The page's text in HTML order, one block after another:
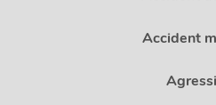
Accident